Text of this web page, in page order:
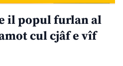
il popul furlan al
cul cjâf e vîf